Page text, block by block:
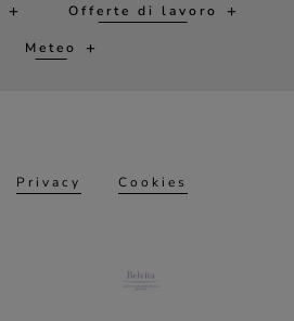
Offerte di lavoro
Meteo
Privacy Cookies